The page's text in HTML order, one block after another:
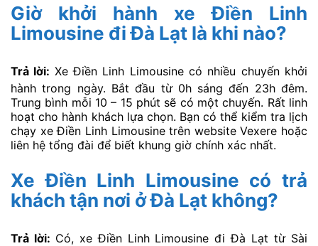
Giờ khởi hành xe Điền Linh
Limousine đi Đà Lạt là khi nào?
Trả lời: Xe Điền Linh Limousine có nhiều chuyến khởi
hành trong ngày. Bắt đầu từ 0h sáng đến 23h đêm.
Trung bình mỗi 10 – 15 phút sẽ có một chuyến. Rất linh
hoạt cho hành khách lựa chọn. Bạn có thể kiểm tra lịch
chạy xe Điền Linh Limousine trên website Vexere hoặc
liên hệ tổng đài để biết khung giờ chính xác nhất.
Xe Điền Linh Limousine có trả
khách tận nơi ở Đà Lạt không?
Trả lời: Có, xe Điền Linh Limousine đi Đà Lạt từ Sài